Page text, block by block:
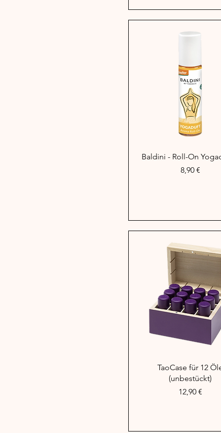
Schnellansicht
Baldini - Roll-On
Preis
8,90 €
Schnellansicht
TaoCase für 12
(unbestückt)
Preis
12,90 €